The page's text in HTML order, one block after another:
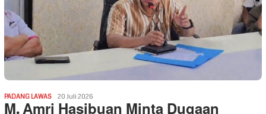
PADANG LAWAS 20 Juli 2026